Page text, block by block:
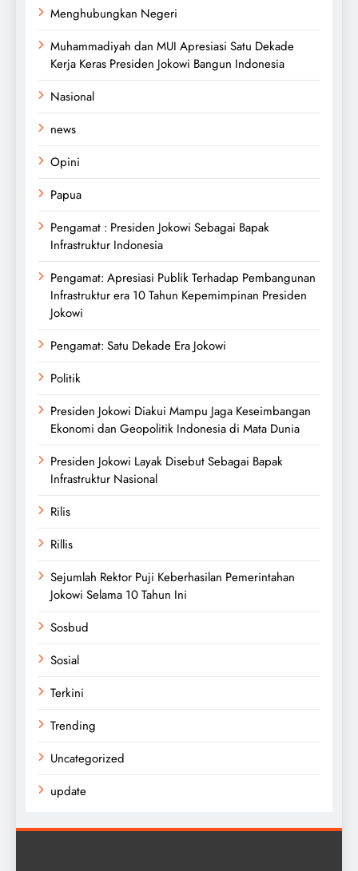
Menghubungkan Negeri
Muhammadiyah dan MUI Apresiasi Satu Dekade
Kerja Keras Presiden Jokowi Bangun Indonesia
Nasional
news
Opini
Papua
Pengamat : Presiden Jokowi Sebagai Bapak
Infrastruktur Indonesia
Pengamat: Apresiasi Publik Terhadap Pembangunan
Infrastruktur era 10 Tahun Kepemimpinan Presiden
Jokowi
Pengamat: Satu Dekade Era Jokowi
Politik
Presiden Jokowi Diakui Mampu Jaga Keseimbangan
Ekonomi dan Geopolitik Indonesia di Mata Dunia
Presiden Jokowi Layak Disebut Sebagai Bapak
Infrastruktur Nasional
Rilis
Rillis
Sejumlah Rektor Puji Keberhasilan Pemerintahan
Jokowi Selama 10 Tahun Ini
Sosbud
Sosial
Terkini
Trending
Uncategorized
update